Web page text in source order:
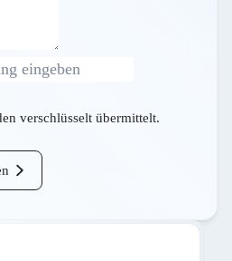
verschlüsselt übermittelt.